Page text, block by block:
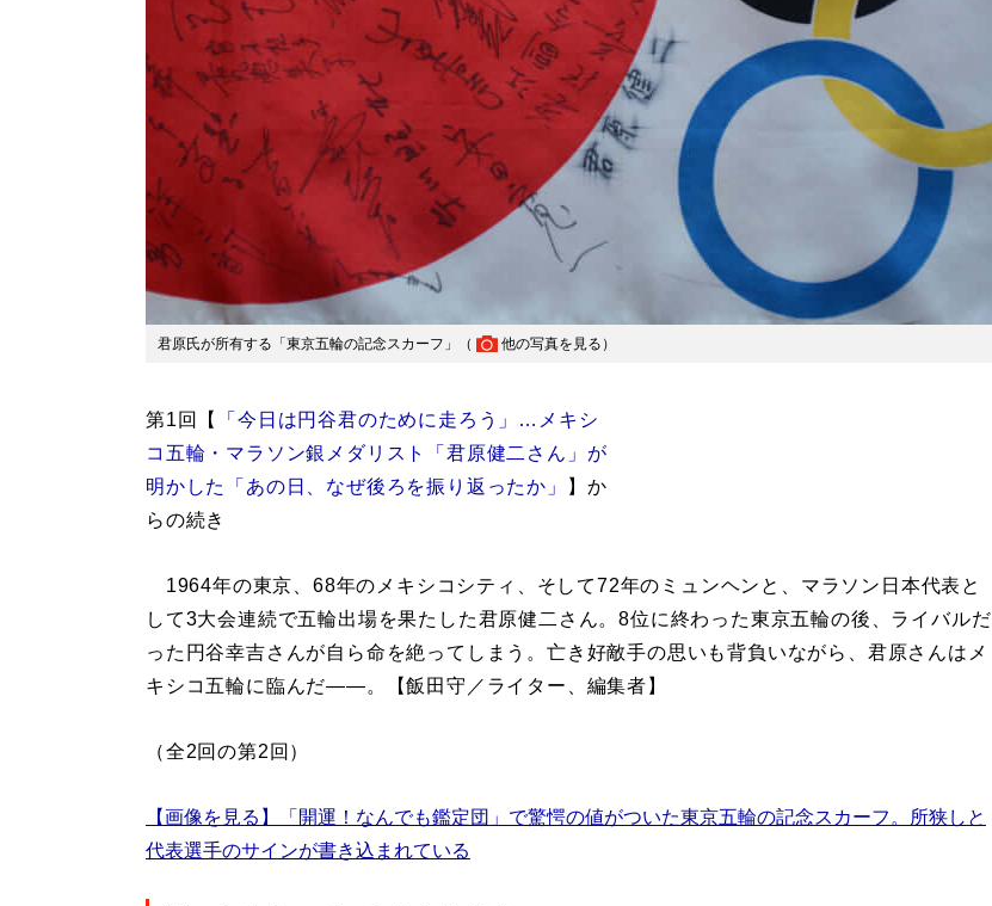
君原氏が所有する「東京五輪の記念スカーフ」（ 他の写真を見る ）
第1回【
「今日は円谷君のために走ろう」…メキシ
コ五輪・マラソン銀メダリスト「君原健二さん」が
明かした「あの日、なぜ後ろを振り返ったか」
】か
らの続き
1964年の東京、68年のメキシコシティ、そして72年のミュンヘンと、マラソン日本代表と
して3大会連続で五輪出場を果たした君原健二さん。8位に終わった東京五輪の後、ライバルだ
った円谷幸吉さんが自ら命を絶ってしまう。亡き好敵手の思いも背負いながら、君原さんはメ
キシコ五輪に臨んだ――。【飯田守／ライター、編集者】
（全2回の第2回）
【画像を見る】「開運！なんでも鑑定団」で驚愕の値がついた東京五輪の記念スカーフ。所狭しと
代表選手のサインが書き込まれている